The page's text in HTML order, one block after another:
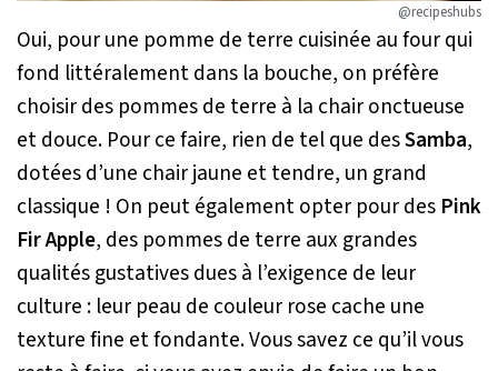
@recipeshubs
Oui, pour une pomme de terre cuisinée au four qui
fond littéralement dans la bouche, on préfère
choisir des pommes de terre à la chair onctueuse
et douce. Pour ce faire, rien de tel que desSamba,
dotées d’une chair jaune et tendre, un grand
classique ! On peut également opter pour des Pink
Fir Apple, des pommes de terre aux grandes
qualités gustatives dues à l’exigence de leur
culture : leur peau de couleur rose cache une
texture fine et fondante. Vous savez ce qu’il vous